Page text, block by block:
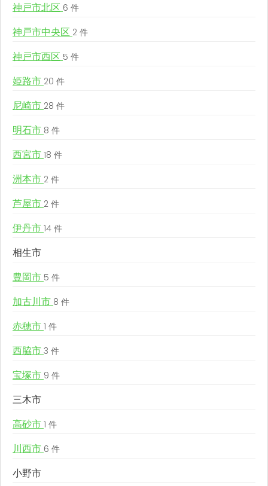
神戸市北区 6 件
神戸市中央区 2 件
神戸市西区 5 件
姫路市 20 件
尼崎市 28 件
明石市 8 件
西宮市 18 件
洲本市 2 件
芦屋市 2 件
伊丹市 14 件
相生市
豊岡市 5 件
加古川市 8 件
赤穂市 1 件
西脇市 3 件
宝塚市 9 件
三木市
高砂市 1 件
川西市 6 件
小野市